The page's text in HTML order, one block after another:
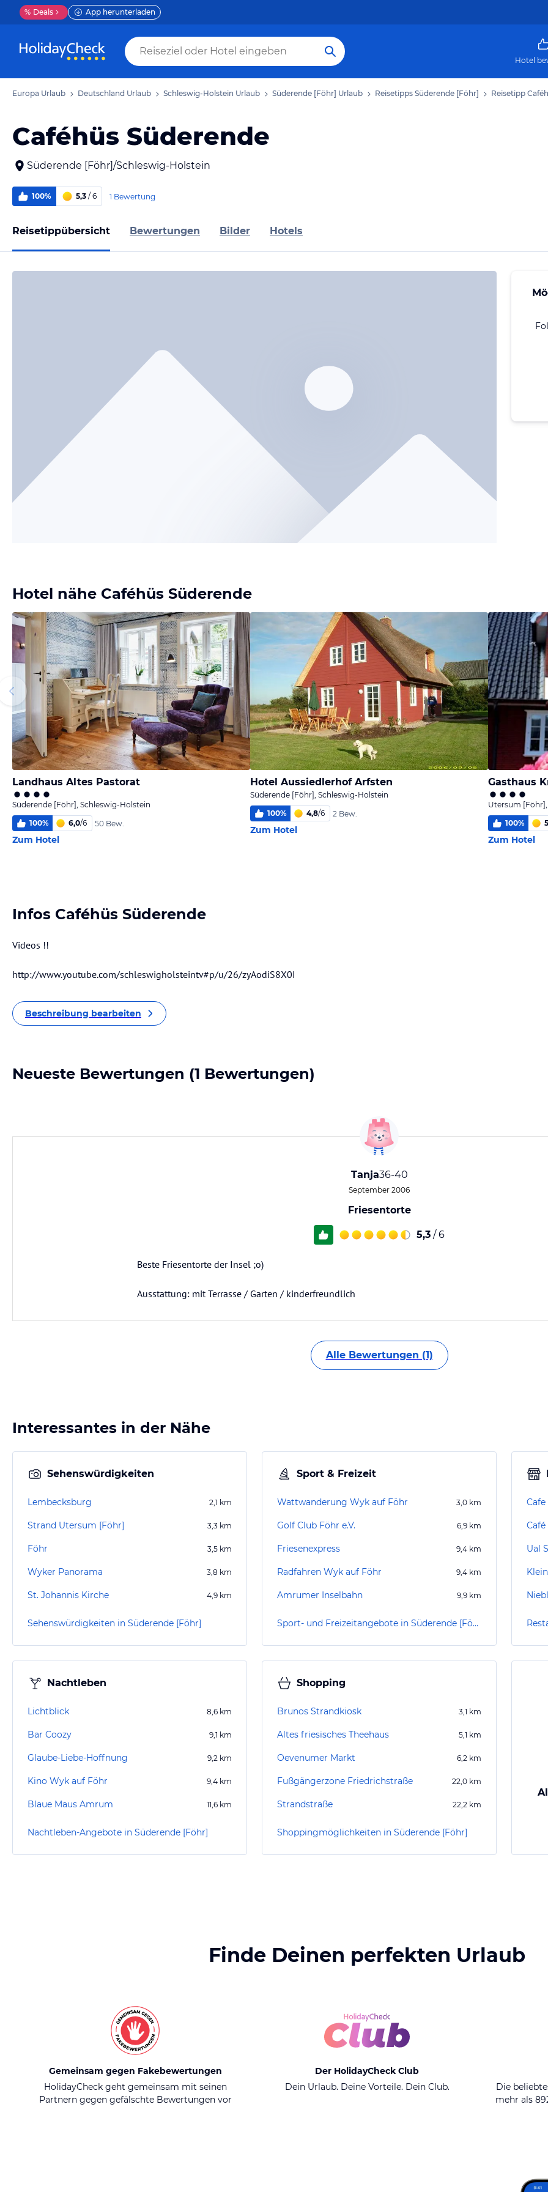
% Deals App herunterladen
Hotel
Europa Urlaub Deutschland Urlaub Schleswig-Holstein Urlaub Süderende [Föhr] Urlaub Reisetipps Süderende [Föhr] Reisetipp
Caféhüs Süderende
Süderende [Föhr]/Schleswig-Holstein
100% 5,3 / 6 1 Bewertung
Reisetippübersicht Bewertungen Bilder Hotels
Hotel nähe Caféhüs Süderende
Landhaus Altes Pastorat
Süderende [Föhr], Schleswig-Holstein
100% 6,0/6 50 Bew.
Zum Hotel
Hotel Aussiedlerhof Arfsten
Süderende [Föhr], Schleswig-Holstein
100% 4,8/6 2 Bew.
Zum Hotel
Gasthaus
Utersum
100%
Zum Hotel
Infos Caféhüs Süderende
Videos !!
http://www.youtube.com/schleswigholsteintv#p/u/26/zyAodiS8X0I
Beschreibung bearbeiten
Neueste Bewertungen (1 Bewertungen)
Tanja36-40
September 2006
Friesentorte
5,3 / 6
Beste Friesentorte der Insel ;o)
Ausstattung: mit Terrasse / Garten / kinderfreundlich
Alle Bewertungen (1)
Interessantes in der Nähe
Sehenswürdigkeiten
Lembecksburg 2,1 km
Strand Utersum [Föhr] 3,3 km
Föhr 3,5 km
Wyker Panorama 3,8 km
St. Johannis Kirche 4,9 km
Sehenswürdigkeiten in Süderende [Föhr]
Sport & Freizeit
Wattwanderung Wyk auf Föhr 3,0 km
Golf Club Föhr e.V. 6,9 km
Friesenexpress 9,4 km
Radfahren Wyk auf Föhr 9,4 km
Amrumer Inselbahn 9,9 km
Sport- und Freizeitangebote in Süderende [Föhr]
Ual
Nachtleben
Lichtblick 8,6 km
Bar Coozy 9,1 km
Glaube-Liebe-Hoffnung 9,2 km
Kino Wyk auf Föhr 9,4 km
Blaue Maus Amrum 11,6 km
Nachtleben-Angebote in Süderende [Föhr]
Shopping
Brunos Strandkiosk 3,1 km
Altes friesisches Theehaus 5,1 km
Oevenumer Markt 6,2 km
Fußgängerzone Friedrichstraße 22,0 km
Strandstraße 22,2 km
Shoppingmöglichkeiten in Süderende [Föhr]
Finde Deinen perfekten Urlaub
Gemeinsam gegen Fakebewertungen
HolidayCheck geht gemeinsam mit seinen
Partnern gegen gefälschte Bewertungen vor
Der HolidayCheck Club
Dein Urlaub. Deine Vorteile. Dein Club.
Die
mehr als